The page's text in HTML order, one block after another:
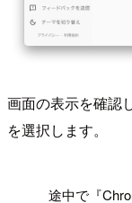
画面の表示を確認
を選択します。
途中で『